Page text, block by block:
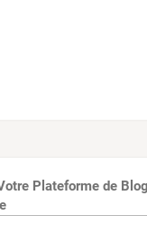
Plateforme de